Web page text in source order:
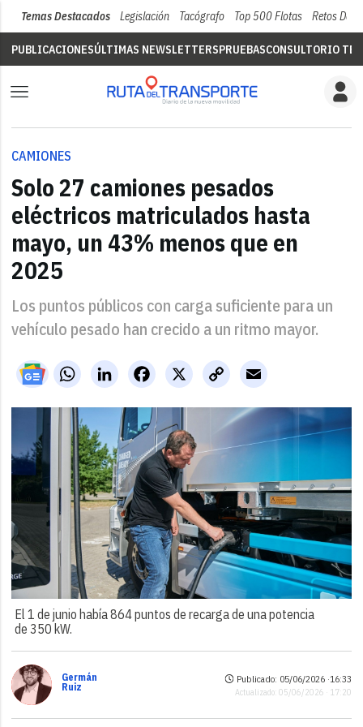
Temas Destacados Legislación Tacógrafo Top 500 Flotas Retos Del
PUBLICACIONESÚLTIMAS NEWSLETTERSPRUEBASCONSULTORIO
CAMIONES
Solo 27 camiones pesados
eléctricos matriculados hasta
mayo, un 43% menos que en
2025
Los puntos públicos con carga suficiente para un
vehículo pesado han crecido a un ritmo mayor.
WhatsAppLinkedIn X
Facebook
Copy
Link
Email
El 1 de junio había 864 puntos de recarga de una potencia
de 350 kW.
Germán
Ruiz
Publicado: 05/06/2026 ·16:33
Actualizado: 05/06/2026 · 17:20